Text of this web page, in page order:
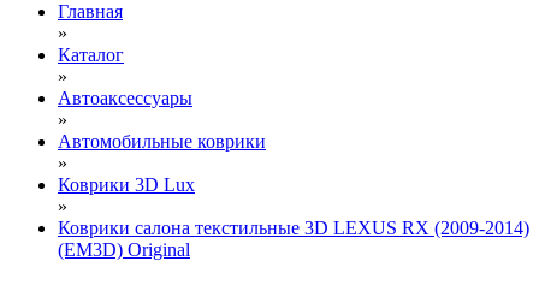
Главная
»
Каталог
»
Автоаксессуары
»
Автомобильные коврики
»
Коврики 3D Lux
»
Коврики салона текстильные 3D LEXUS RX (2009-2014)
(EM3D) Original